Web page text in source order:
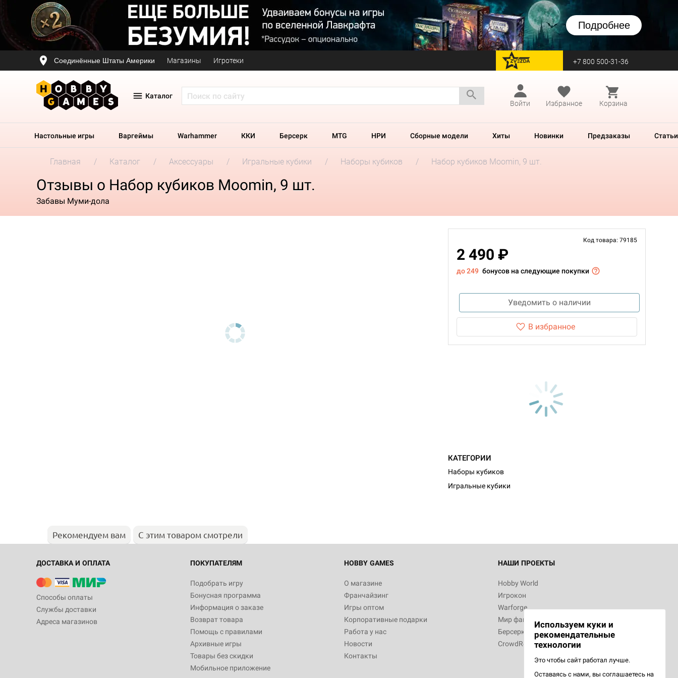
Подробнее
Соединённые Штаты Америки Магазины Игротеки перейти на Zvezda +7 800 500-31-36
Каталог
Войти
Избранное Корзина
Настольные игры Варгеймы Warhammer ККИ Берсерк MTG НРИ Сборные модели Хиты Новинки Предзаказы Статьи
Главная Каталог Аксессуары Игральные кубики Наборы кубиков Набор кубиков Moomin, 9 шт.
Отзывы о Набор кубиков Moomin, 9 шт.
Забавы Муми-дола
Код товара: 79185
2 490 ₽
до 249 бонусов на следующие покупки
Уведомить о наличии
В избранное
КАТЕГОРИИ
Наборы кубиков
Игральные кубики
Рекомендуем вам С этим товаром смотрели
ДОСТАВКА И ОПЛАТА
Способы оплаты
Службы доставки
Адреса магазинов
ПОКУПАТЕЛЯМ
Подобрать игру
Бонусная программа
Информация о заказе
Возврат товара
Помощь с правилами
Архивные игры
Товары без скидки
Мобильное приложение
HOBBY GAMES
О магазине
Франчайзинг
Игры оптом
Корпоративные подарки
Работа у нас
Новости
Контакты
НАШИ ПРОЕКТЫ
Hobby World
Игрокон
Warforge
Мир фантастики
Берсерк
CrowdRepublic
Используем куки и
рекомендательные
технологии
Это чтобы сайт работал лучше.
Оставаясь с нами, вы соглашаетесь на